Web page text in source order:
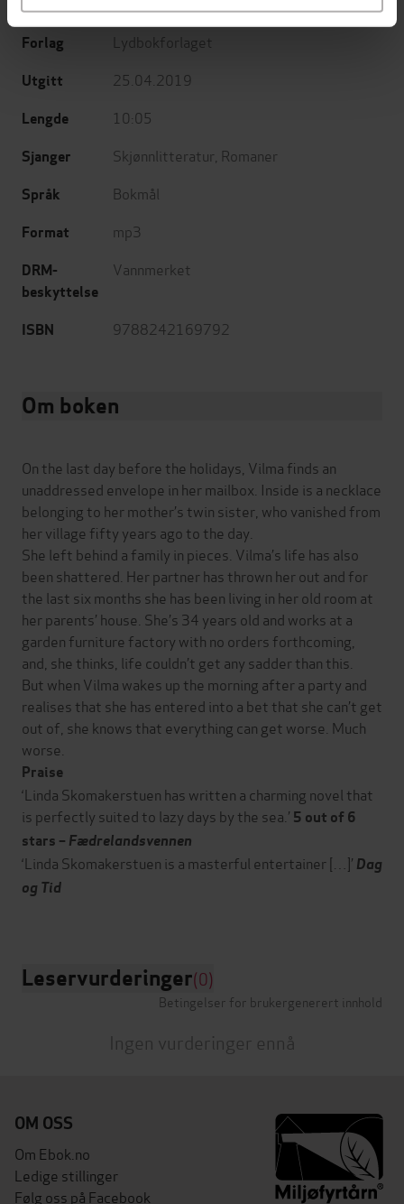
Forlag Lydbokforlaget
Utgitt 25.04.2019
Lengde 10:05
Sjanger Skjønnlitteratur Romaner
Språk Bokmål
Format mp3
DRM-
beskyttelse
Vannmerket
ISBN 9788242169792
Om boken
On the last day before the holidays, Vilma finds an
unaddressed envelope in her mailbox. Inside is a necklace
belonging to her mother’s twin sister, who vanished from
her village fifty years ago to the day.
She left behind a family in pieces. Vilma’s life has also
been shattered. Her partner has thrown her out and for
the last six months she has been living in her old room at
her parents’ house. She’s 34 years old and works at a
garden furniture factory with no orders forthcoming,
and, she thinks, life couldn’t get any sadder than this.
But when Vilma wakes up the morning after a party and
realises that she has entered into a bet that she can’t get
out of, she knows that everything can get worse. Much
worse.
Praise
‘Linda Skomakerstuen has written a charming novel that
is perfectly suited to lazy days by the sea.’ 5 out of 6
stars – Fædrelandsvennen
‘Linda Skomakerstuen is a masterful entertainer […]’ Dag
og Tid
Leservurderinger(0)
Betingelser for brukergenerert innhold
Ingen vurderinger ennå
OM OSS
Om Ebok.no
Ledige stillinger
Følg oss på Facebook